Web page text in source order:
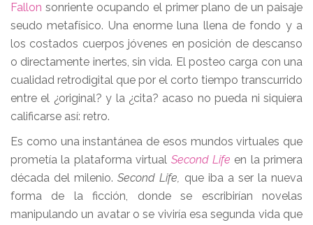
Fallon sonriente ocupando el primer plano de un paisaje
seudo metafísico. Una enorme luna llena de fondo y a
los costados cuerpos jóvenes en posición de descanso
o directamente inertes, sin vida. El posteo carga con una
cualidad retrodigital que por el corto tiempo transcurrido
entre el ¿original? y la ¿cita? acaso no pueda ni siquiera
calificarse así: retro.
Es como una instantánea de esos mundos virtuales que
prometía la plataforma virtual Second Life en la primera
década del milenio.Second Life, que iba a ser la nueva
forma de la ficción, donde se escribirían novelas
manipulando un avatar o se viviría esa segunda vida que